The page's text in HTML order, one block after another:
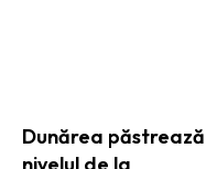
Dunărea păstrează
nivelul de la